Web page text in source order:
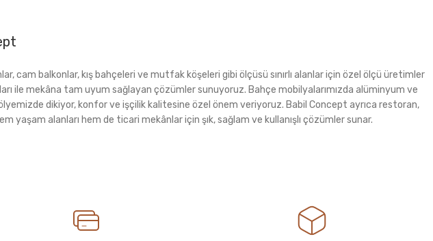
balkonlar, kış bahçeleri ve mutfak köşeleri gibi ölçüsü sınırlı alanlar için özel ölçü üretimler
ile mekâna tam uyum sağlayan çözümler sunuyoruz. Bahçe mobilyalarımızda alüminyum ve
dikiyor, konfor ve işçilik kalitesine özel önem veriyoruz. Babil Concept ayrıca restoran,
yaşam alanları hem de ticari mekânlar için şık, sağlam ve kullanışlı çözümler sunar.